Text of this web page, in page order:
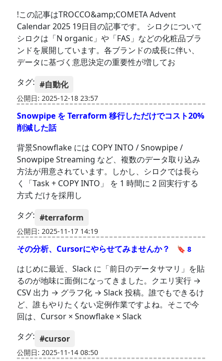
!この記事はTROCCO&amp;COMETA Advent
Calendar 2025 19日目の記事です。 シロクについて
シロクは「N organic」や「FAS」などの化粧品ブラ
ンドを展開しています。各ブランドの成長に伴い、
データに基づく意思決定の重要性が増してお
タグ: #自動化
公開日: 2025-12-18 23:57
Snowpipe を Terraform 移行しただけでコスト20%
削減した話
背景Snowflake には COPY INTO / Snowpipe /
Snowpipe Streaming など、複数のデータ取り込み
方法が用意されています。しかし、シロクでは長ら
く「Task + COPY INTO」 を 1 時間に 2 回実行する
方式 だけを採用し
タグ: #terraform
公開日: 2025-11-17 14:19
その分析、Cursorにやらせてみませんか？ 🔖 8
はじめに最近、Slack に「前日のデータサマリ」を貼
るのが地味に面倒になってきました。クエリ実行 →
CSV 出力 → グラフ化 → Slack 投稿。誰でもできるけ
ど、誰もやりたくない定例作業ですよね。そこで今
回は、Cursor × Snowflake × Slack
タグ: #cursor
公開日: 2025-11-14 08:50